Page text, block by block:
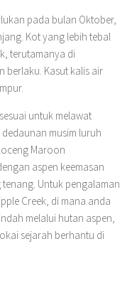
pada bulan Oktober,
Kot yang lebih tebal
terutamanya di
berlaku. Kasut kalis air
untuk melawat
musim luruh
Maroon
aspen keemasan
Untuk pengalaman
Creek, di mana anda
melalui hutan aspen,
sejarah berhantu di